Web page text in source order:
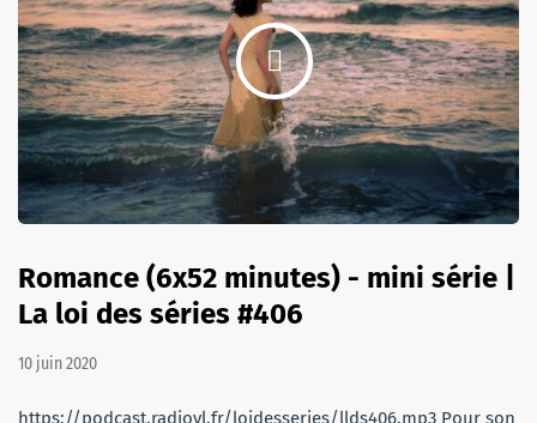
Romance (6x52 minutes) - mini série |
La loi des séries #406
10 juin 2020
https://podcast.radiovl.fr/loidesseries/llds406.mp3 Pour son